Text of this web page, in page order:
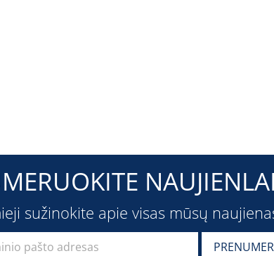
sužinokite apie visas mūsų